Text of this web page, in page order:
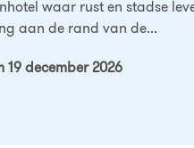
waar rust en stadse
aan de rand van de...
december 2026